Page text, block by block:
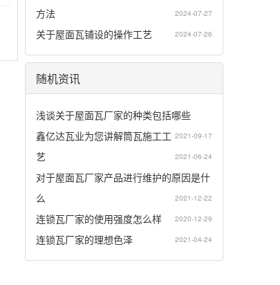
方法
2024-07-27
关于屋面瓦铺设的操作工艺 2024-07-26
随机资讯
浅谈关于屋面瓦厂家的种类包括哪些
2021-09-17
鑫亿达瓦业为您讲解筒瓦施工工
艺
2021-06-24
对于屋面瓦厂家产品进行维护的原因是什
么
2021-12-22
连锁瓦厂家的使用强度怎么样 2020-12-29
连锁瓦厂家的理想色泽 2021-04-24